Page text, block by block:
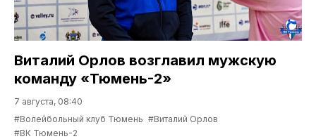
Виталий Орлов возглавил мужскую
команду «Тюмень-2»
7 августа, 08:40
#Волейбольный клуб Тюмень #Виталий Орлов
#ВК Тюмень-2